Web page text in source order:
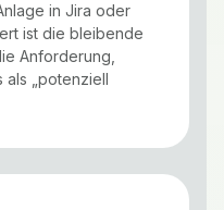
in Jira oder
ist die bleibende
Anforderung,
„potenziell